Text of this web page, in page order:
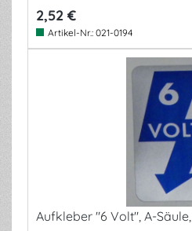
2,52 €
Artikel-Nr.: 021-0194
Aufkleber "6 Volt", A-